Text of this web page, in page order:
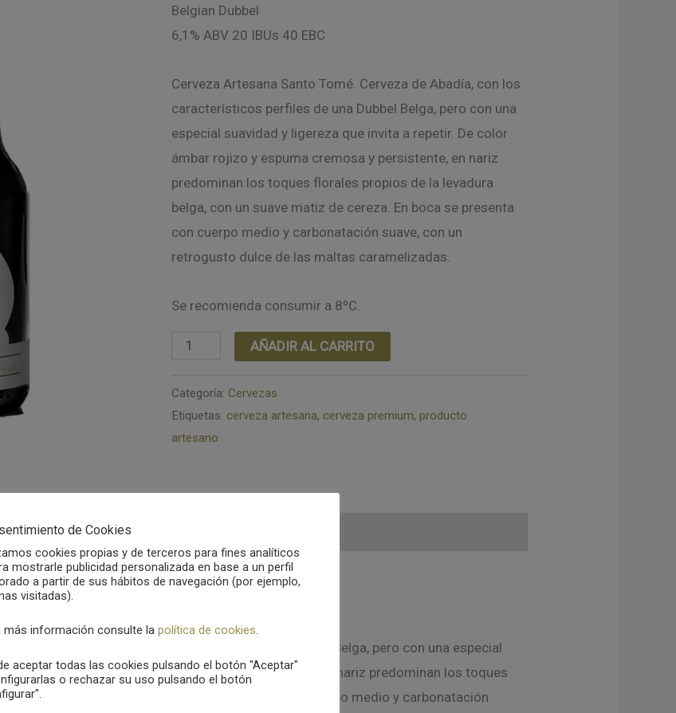
Belgian Dubbel
6,1% ABV 20 IBUs 40 EBC
Cerveza Artesana Santo Tomé. Cerveza de Abadía, con los
característicos perfiles de una Dubbel Belga, pero con una
especial suavidad y ligereza que invita a repetir. De color
ámbar rojizo y espuma cremosa y persistente, en nariz
predominan los toques florales propios de la levadura
belga, con un suave matiz de cereza. En boca se presenta
con cuerpo medio y carbonatación suave, con un
retrogusto dulce de las maltas caramelizadas.
Se recomienda consumir a 8ºC.
Cerveza
Santo
Tomé
(Belgian
cantidad
AÑADIR AL CARRITO
Categoría: Cervezas
Etiquetas: cerveza artesana, cerveza premium, producto
artesano
Abadía, con los característicos perfiles de una Dubbel Belga, pero con una especial
color ámbar rojizo y espuma cremosa y persistente, en nariz predominan los toques
suave matiz de cereza. En boca se presenta con cuerpo medio y carbonatación
de Cookies
cookies propias y de terceros para fines analíticos
mostrarle publicidad personalizada en base a un perfil
a partir de sus hábitos de navegación (por ejemplo,
visitadas).
más información consulte la política de cookies.
aceptar todas las cookies pulsando el botón "Aceptar"
o rechazar su uso pulsando el botón